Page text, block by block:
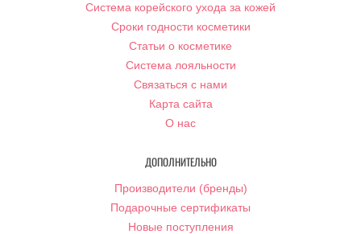
Система корейского ухода за кожей
Сроки годности косметики
Статьи о косметике
Система лояльности
Связаться с нами
Карта сайта
О нас
ДОПОЛНИТЕЛЬНО
Производители (бренды)
Подарочные сертификаты
Новые поступления